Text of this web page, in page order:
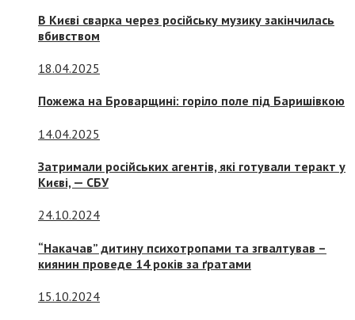
В Києві сварка через російську музику закінчилась
вбивством
18.04.2025
Пожежа на Броварщині: горіло поле під Баришівкою
14.04.2025
Затримали російських агентів, які готували теракт у
Києві, — СБУ
24.10.2024
“Накачав” дитину психотропами та згвалтував –
киянин проведе 14 років за ґратами
15.10.2024